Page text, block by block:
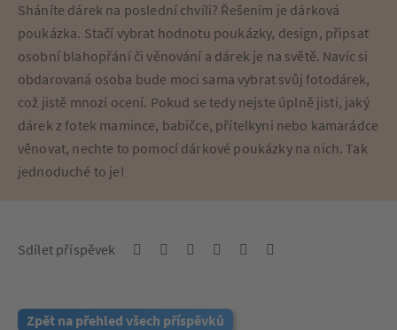
Sháníte dárek na poslední chvíli? Řešením je dárková
poukázka. Stačí vybrat hodnotu poukázky, design, připsat
osobní blahopřání či věnování a dárek je na světě. Navíc si
obdarovaná osoba bude moci sama vybrat svůj fotodárek,
což jistě mnozí ocení. Pokud se tedy nejste úplně jisti, jaký
dárek z fotek mamince, babičce, přítelkyni nebo kamarádce
věnovat, nechte to pomocí dárkové poukázky na nich. Tak
jednoduché to je!
Sdílet příspěvek
Zpět na přehled všech příspěvků